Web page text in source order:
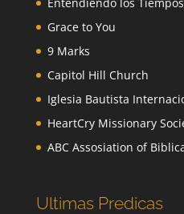
Grace to You
9 Marks
Capitol Hill Church
Iglesia Bautista
HeartCry Missionary
ABC Assosiation of
Ultimas Predicas